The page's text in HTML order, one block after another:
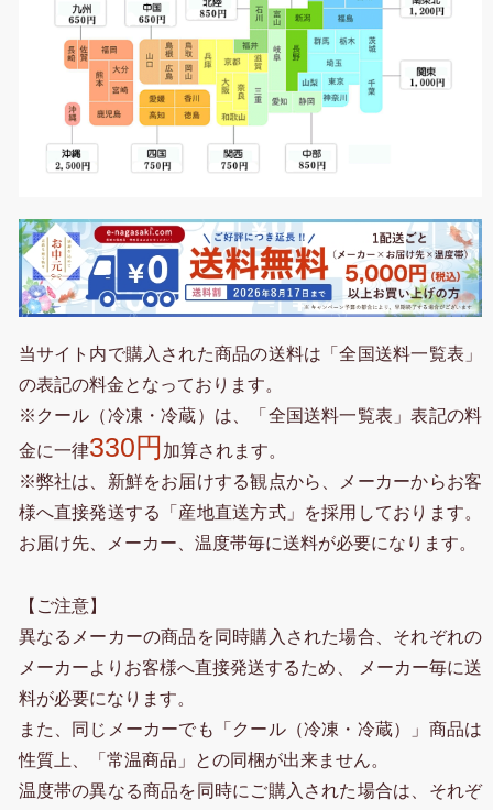
当サイト内で購入された商品の送料は「全国送料一覧表」
の表記の料金となっております。
※クール（冷凍・冷蔵）は、「全国送料一覧表」表記の料
金に一律330円 加算されます。
※弊社は、新鮮をお届けする観点から、メーカーからお客
様へ直接発送する「産地直送方式」を採用しております。
お届け先、メーカー、温度帯毎に送料が必要になります。
【ご注意】
異なるメーカーの商品を同時購入された場合、それぞれの
メーカーよりお客様へ直接発送するため、 メーカー毎に送
料が必要になります。
また、同じメーカーでも「クール（冷凍・冷蔵）」商品は
性質上、「常温商品」との同梱が出来ません。
温度帯の異なる商品を同時にご購入された場合は、それぞ